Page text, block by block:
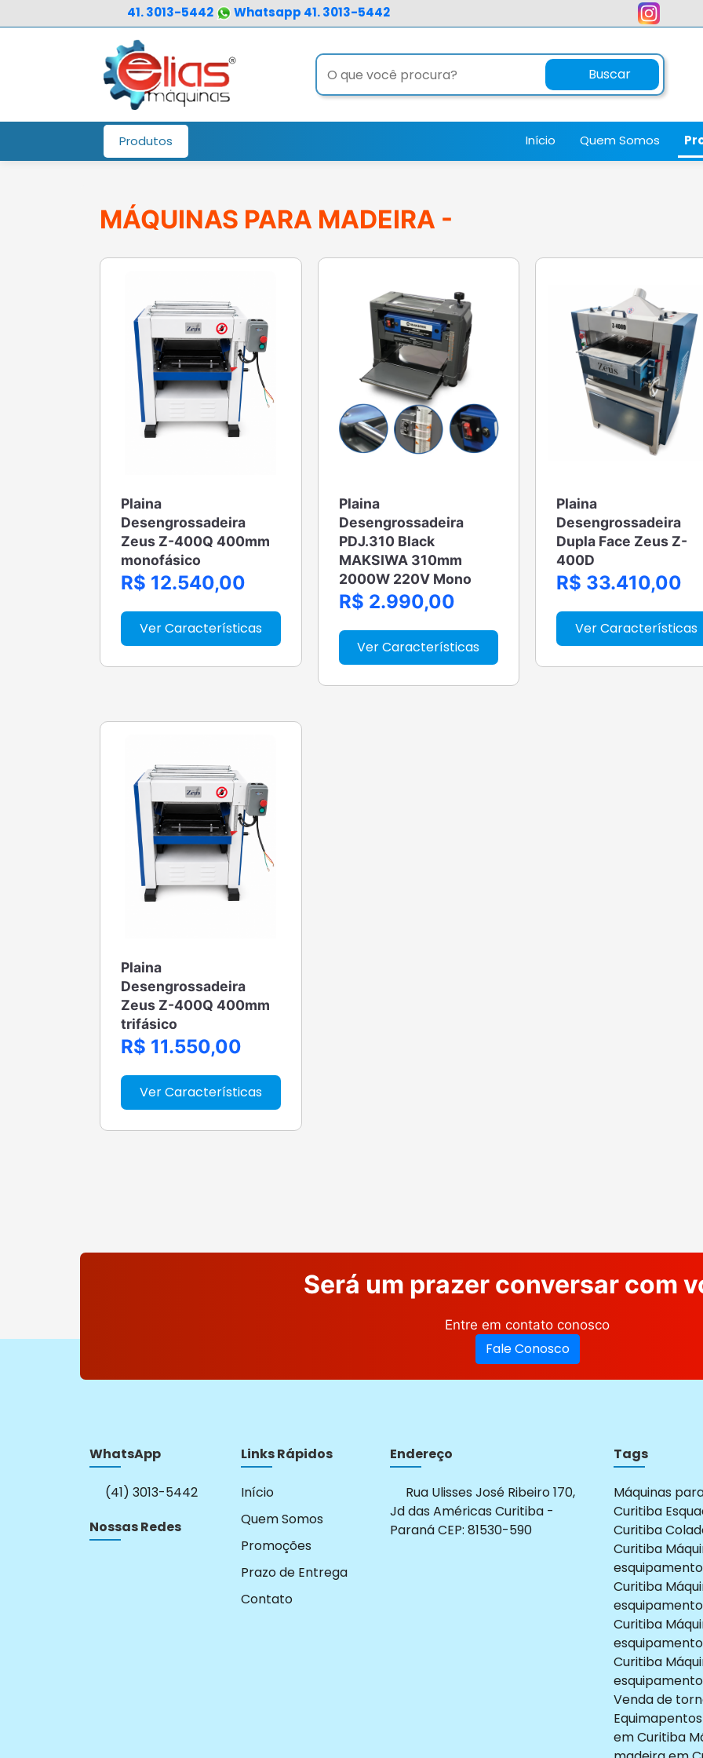
41. 3013-5442 Whatsapp 41. 3013-5442
Buscar
Produtos Início Quem Somos
MÁQUINAS PARA MADEIRA -
Plaina
Desengrossadeira
Zeus Z-400Q 400mm
monofásico
R$ 12.540,00
Ver Características
Plaina
Desengrossadeira
PDJ.310 Black
MAKSIWA 310mm
2000W 220V Mono
R$ 2.990,00
Ver Características
Plaina
Desengrossadeira
Dupla Face Zeus Z-
400D
R$ 33.410,00
Ver Características
Plaina
Desengrossadeira
Zeus Z-400Q 400mm
trifásico
R$ 11.550,00
Ver Características
Será um prazer conversar com
Entre em contato conosco
Fale Conosco
WhatsApp
(41) 3013-5442
Nossas Redes
Links Rápidos
Início
Quem Somos
Promoções
Prazo de Entrega
Contato
Endereço
Rua Ulisses José Ribeiro 170,
Jd das Américas Curitiba -
Paraná CEP: 81530-590
Tags
Máquinas
Curitiba
Curitiba
Curitiba
Curitiba
Curitiba
Curitiba
Venda de
em Curitiba